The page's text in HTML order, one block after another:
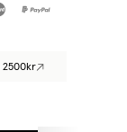
2500kr